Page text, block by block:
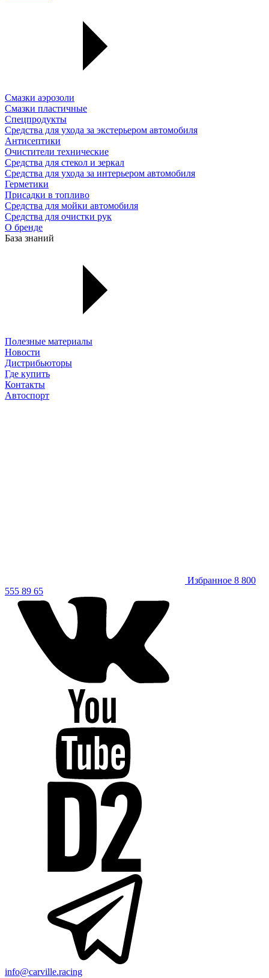
Смазки аэрозоли
Смазки пластичные
Спецпродукты
Средства для ухода за экстерьером автомобиля
Антисептики
Очистители технические
Средства для стекол и зеркал
Средства для ухода за интерьером автомобиля
Герметики
Присадки в топливо
Средства для мойки автомобиля
Средства для очистки рук
О бренде
База знаний
Полезные материалы
Новости
Дистрибьюторы
Где купить
Контакты
Автоспорт
Избранное 8 800
555 89 65
info@carville.racing